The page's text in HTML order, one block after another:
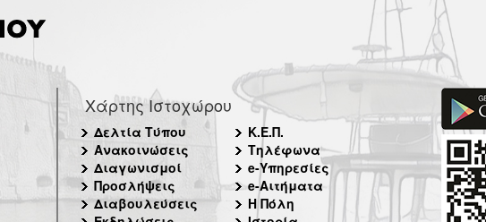
Χάρτης Ιστοχώρου
Δελτία Τύπου
Ανακοινώσεις
Διαγωνισμοί
Προσλήψεις
Διαβουλεύσεις
Κ.Ε.Π.
Τηλέφωνα
e-Υπηρεσίες
e-Αιτήματα
Η Πόλη